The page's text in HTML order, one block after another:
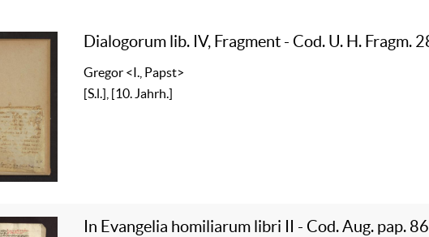
Dialogorum lib. IV, Fragment - Cod. U. H. Fragm.
Gregor <I., Papst>
[S.l.], [10. Jahrh.]
In Evangelia homiliarum libri II - Cod. Aug. pap. 86